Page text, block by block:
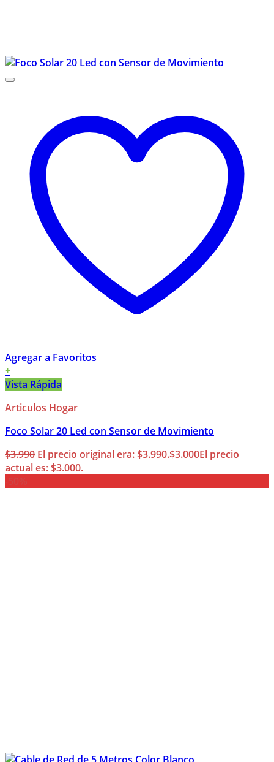
Agregar a Favoritos
+
Vista Rápida
Articulos Hogar
Foco Solar 20 Led con Sensor de Movimiento
$3.990 El precio original era: $3.990.$3.000El precio
actual es: $3.000.